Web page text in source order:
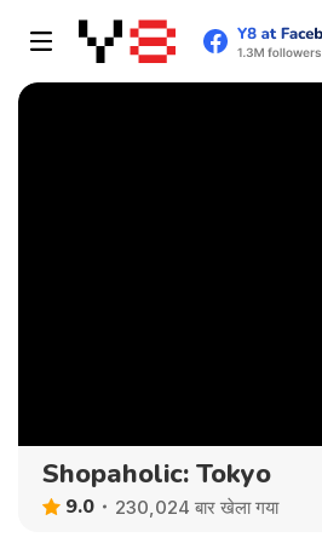
Shopaholic: Tokyo
9.0 230,024 बार खेला गया